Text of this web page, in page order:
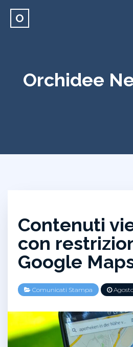
O
Orchidee
Contenuti
con
Google
Comunicati Stampa